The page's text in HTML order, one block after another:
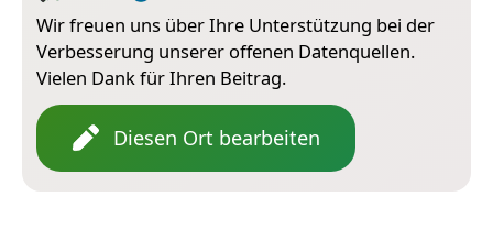
Wir freuen uns über Ihre Unterstützung bei der
Verbesserung unserer offenen Datenquellen.
Vielen Dank für Ihren Beitrag.
Diesen Ort bearbeiten